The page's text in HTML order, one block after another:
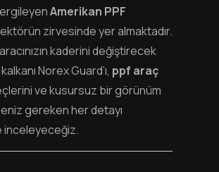
Amerikan PPF
zirvesinde yer almaktadır.
kaderini değiştirecek
Norex Guard’ı, ppf araç
ve kusursuz bir görünüm
gereken her detayı
inceleyeceğiz.